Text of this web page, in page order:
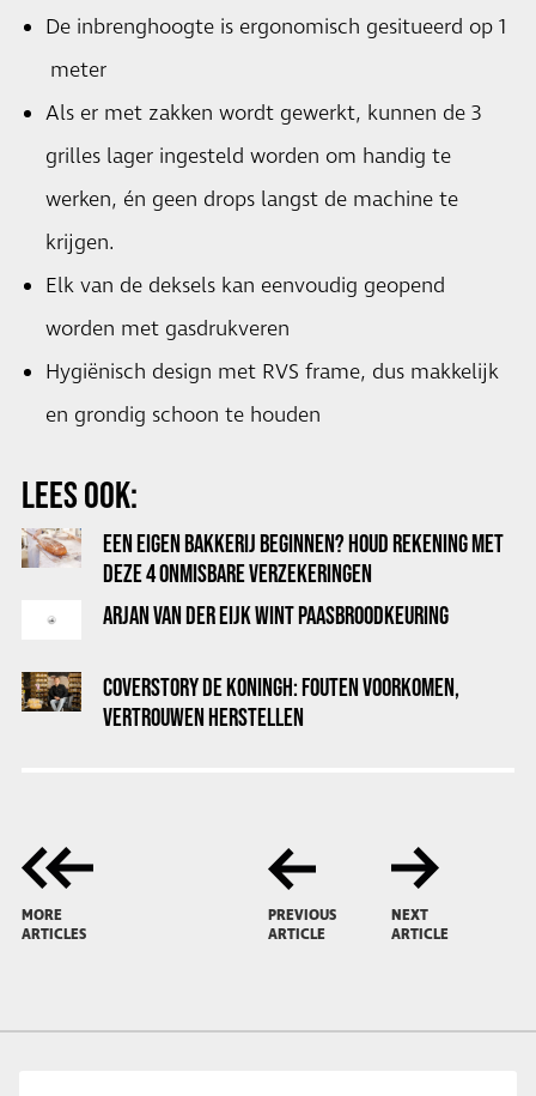
De inbrenghoogte is ergonomisch gesitueerd op 1
meter
Als er met zakken wordt gewerkt, kunnen de 3
grilles lager ingesteld worden om handig te
werken, én geen drops langst de machine te
krijgen.
Elk van de deksels kan eenvoudig geopend
worden met gasdrukveren
Hygiënisch design met RVS frame, dus makkelijk
en grondig schoon te houden
LEES OOK:
EEN EIGEN BAKKERIJ BEGINNEN? HOUD REKENING MET
DEZE 4 ONMISBARE VERZEKERINGEN
ARJAN VAN DER EIJK WINT PAASBROODKEURING
COVERSTORY DE KONINGH: FOUTEN VOORKOMEN,
VERTROUWEN HERSTELLEN
MORE
ARTICLES
PREVIOUS
ARTICLE
NEXT
ARTICLE